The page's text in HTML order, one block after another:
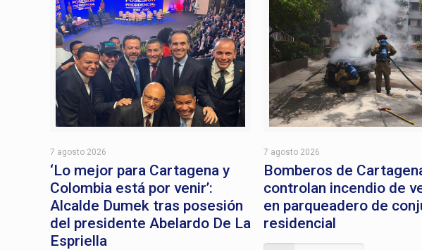
7 agosto 2026
‘Lo mejor para Cartagena y
Colombia está por venir’:
Alcalde Dumek tras posesión
del presidente Abelardo De La
Espriella
7 agosto 2026
Bomberos de
controlan incendio de
en parqueadero de
residencial